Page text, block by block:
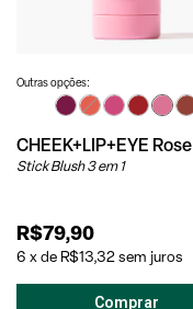
Outras opções:
CHEEK+LIP+EYE Rose
Stick Blush 3 em 1
R$79,90
6 xde R$13,32sem juros